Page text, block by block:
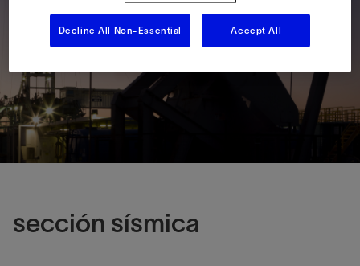
N O P Q R S T U V W X
Z
sección sísmica
Decline All Non-Essential Accept All